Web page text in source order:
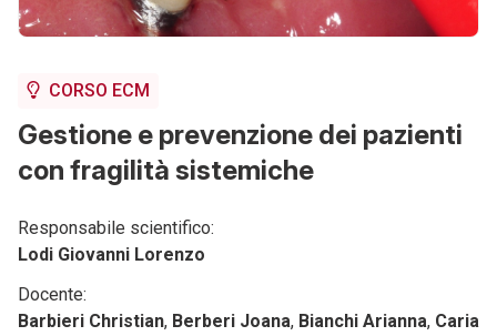
CORSO ECM
Gestione e prevenzione dei pazienti
con fragilità sistemiche
Responsabile scientifico:
Lodi Giovanni Lorenzo
Docente:
Barbieri Christian, Berberi Joana, Bianchi Arianna, Caria